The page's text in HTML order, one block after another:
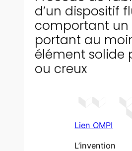
d’un dispositif
comportant un
portant au
élément solide
ou creux
Lien OMPI
L’invention